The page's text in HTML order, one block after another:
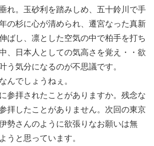
れ。玉砂利を踏みしめ、五十鈴川で手
の杉に心が清められ、遷宮なった真新
ばし、凛とした空気の中で柏手を打ち
、日本人としての気高さを覚え・・欲
う気分になるのが不思議です。
んでしょうねぇ。
参拝されたことがありますか。残念な
拝したことがありません。次回の東京
勢さんのように欲張りなお願いは無
うと思っています。